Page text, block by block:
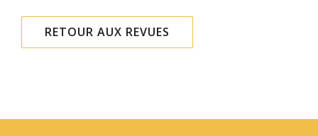
RETOUR AUX REVUES